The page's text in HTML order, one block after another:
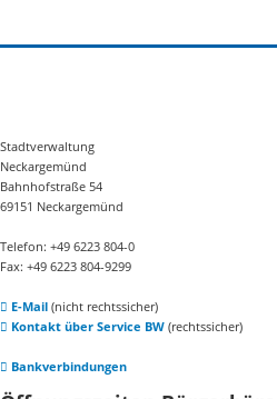
Stadtverwaltung
Neckargemünd
Bahnhofstraße 54
69151 Neckargemünd
Telefon: +49 6223 804-0
Fax: +49 6223 804-9299
E-Mail(nicht rechtssicher)
Kontakt über Service BW(rechtssicher)
Bankverbindungen